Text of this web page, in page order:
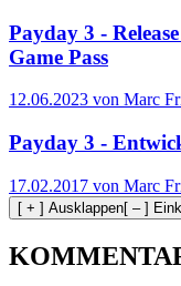
Payday 3 -
Game Pass
12.06.2023 von Marc
Payday 3 -
17.02.2017 von Marc
[ + ] Ausklappen[ – ]